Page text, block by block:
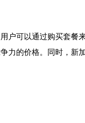
户可以通过购买套餐
力的价格。同时，新